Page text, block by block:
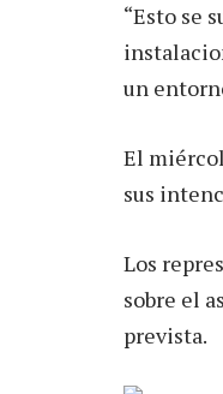
“Esto se
un
El
sus
Los
sobre el
prevista.